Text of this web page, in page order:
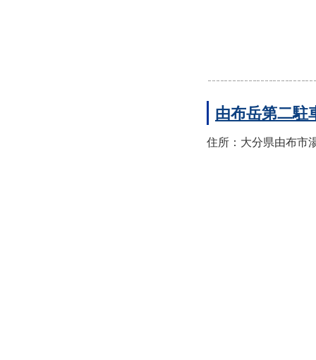
由布岳第二駐
住所：大分県由布市